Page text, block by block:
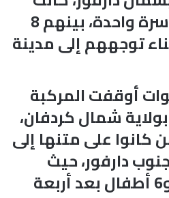
تقل 21 مدنياً من أسرة واحدة، بينهم 8
أثناء توجههم إلى مدينة
أوقفت المركبة
شمال كردفان،
كانوا على متنها إلى
دارفور، حيث
أفرجت عن النساء و6 أطفال بعد أربعة